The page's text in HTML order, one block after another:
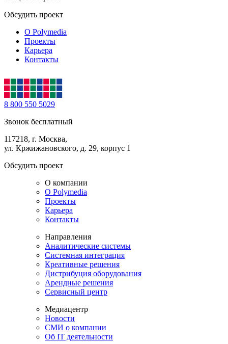
Обсудить проект
О Polymedia
Проекты
Карьера
Контакты
8 800 550 5029
Звонок бесплатный
117218, г. Москва,
ул. Кржижановского, д. 29, корпус 1
Обсудить проект
О компании
О Polymedia
Проекты
Карьера
Контакты
Направления
Аналитические системы
Системная интеграция
Креативные решения
Дистрибуция оборудования
Арендные решения
Сервисный центр
Медиацентр
Новости
СМИ о компании
Об IT деятельности